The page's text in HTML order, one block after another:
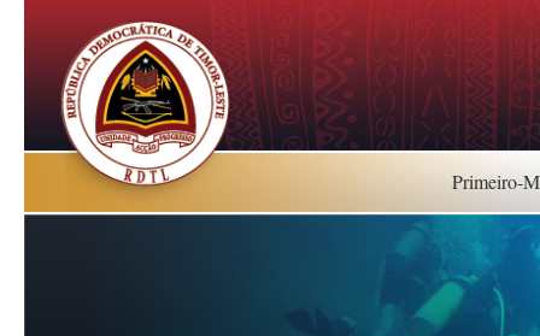
Primeiro-